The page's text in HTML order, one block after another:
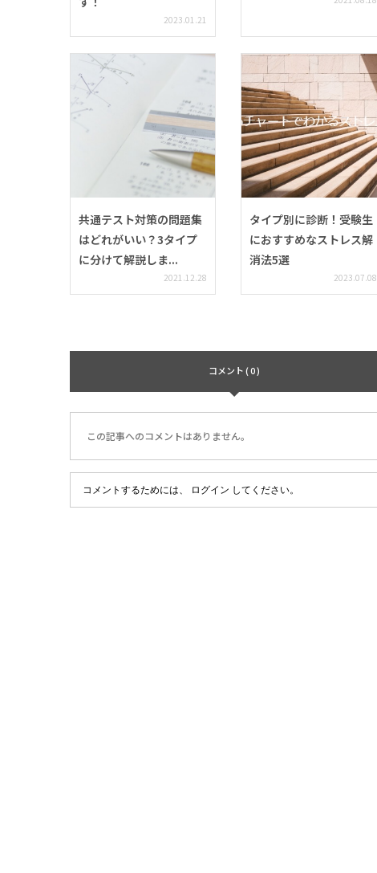
2023.01.21
共通テスト対策の問題集
はどれがいい？3タイプ
に分けて解説しま...
2021.12.28
タイプ別に診断！受験生
におすすめなストレス解
消法5選
2023.07.08
コメント ( 0 )
この記事へのコメントはありません。
コメントするためには、 ログイン してください。